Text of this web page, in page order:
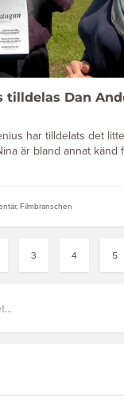
tilldelas Dan
har tilldelats det
är bland annat känd
Filmbranschen
3 4 5